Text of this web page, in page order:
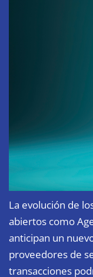
La evolución de
abiertos como
anticipan un
proveedores de
transacciones